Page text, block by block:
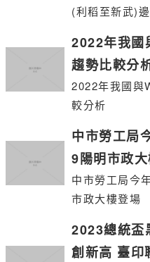
(利稻至新武)
2022年我國
趨勢比較分
2022年我國與
較分析
中市勞工局
9陽明市政
中市勞工局今
市政大樓登場
2023總統盃
創新高 臺印